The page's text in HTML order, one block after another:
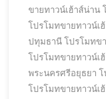
ขายทาวน์เฮ้าส์น่าน
โปรโมทขายทาวน์เ
ปทุมธานี โปรโมทข
โปรโมทขายทาวน์เ
พระนครศรีอยุธยา โ
โปรโมทขายทาวน์เฮ้